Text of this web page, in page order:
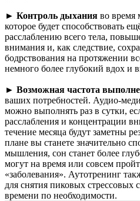
► Контроль дыхания во время
которое будет способствовать
расслаблению всего тела,
внимания и, как следствие,
бодрствования на протяжении
немного более глубокий вдох и
► Возможная частота
ваших потребностей. Аудио-
можно выполнять раз в сутки,
расслабления и концентрации
течение месяца будут заметны
плане вы станете значительно
мышления, сон станет более
могут на время или совсем
«заболевания». Аутотренинг
для снятия пиковых стрессовых
времени по необходимости.